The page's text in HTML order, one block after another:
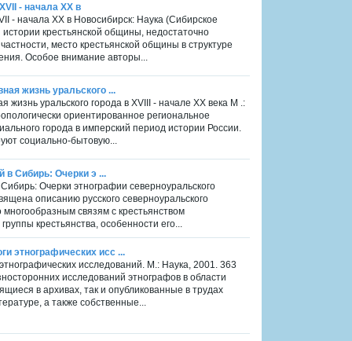
- начала XX в
- начала XX в Новосибирск: Наука (Сибирское
крестьянской общины, недостаточно
место крестьянской общины в структуре
Особое внимание авторы...
жизнь уральского ...
уральского города в XVIII - начале XX века М .:
ориентированное региональное
города в имперский период истории России.
социально-бытовую...
в Сибирь: Очерки э ...
Очерки этнографии северноуральского
описанию русского северноуральского
многообразным связям с крестьянством
крестьянства, особенности его...
этнографических исс ...
исследований. М.: Наука, 2001. 363
исследований этнографов в области
в архивах, так и опубликованные в трудах
а также собственные...